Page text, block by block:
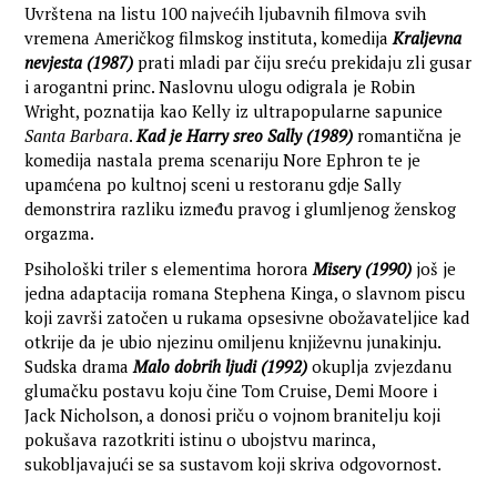
Uvrštena na listu 100 najvećih ljubavnih filmova svih
vremena Američkog filmskog instituta, komedijaKraljevna
nevjesta (1987) prati mladi par čiju sreću prekidaju zli gusar
i arogantni princ. Naslovnu ulogu odigrala je Robin
Wright, poznatija kao Kelly iz ultrapopularne sapunice
Santa Barbara.Kad je Harry sreo Sally (1989) romantična je
komedija nastala prema scenariju Nore Ephron te je
upamćena po kultnoj sceni u restoranu gdje Sally
demonstrira razliku između pravog i glumljenog ženskog
orgazma.
Psihološki triler s elementima hororaMisery (1990) još je
jedna adaptacija romana Stephena Kinga, o slavnom piscu
koji završi zatočen u rukama opsesivne obožavateljice kad
otkrije da je ubio njezinu omiljenu književnu junakinju.
Sudska dramaMalo dobrih ljudi (1992) okuplja zvjezdanu
glumačku postavu koju čine Tom Cruise, Demi Moore i
Jack Nicholson, a donosi priču o vojnom branitelju koji
pokušava razotkriti istinu o ubojstvu marinca,
sukobljavajući se sa sustavom koji skriva odgovornost.